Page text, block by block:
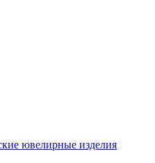
ювелирные изделия